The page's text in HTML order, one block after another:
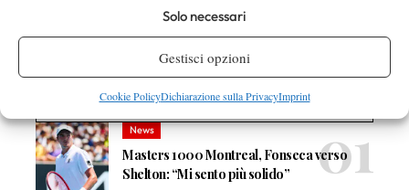
Solo necessari
Gestisci opzioni
Cookie PolicyDichiarazione sulla PrivacyImprint
Nessun commento
Devi essereconnessoper inviare un commento.
DI TENDENZA
News
Masters 1000 Montreal, Fonseca verso
Shelton: “Mi sento più solido”